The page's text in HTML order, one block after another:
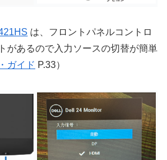
は、フロントパネルコントロ
があるので入力ソースの切替が簡単
ガイド P.33）